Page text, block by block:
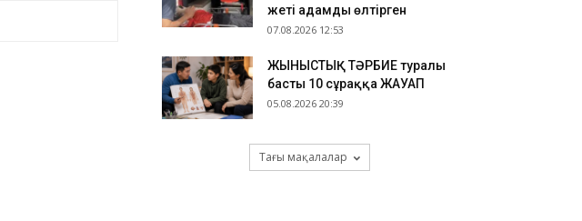
жеті адамды өлтірген
07.08.2026 12:53
ЖЫНЫСТЫҚ ТӘРБИЕ туралы
басты 10 сұраққа ЖАУАП
05.08.2026 20:39
Тағы мақалалар